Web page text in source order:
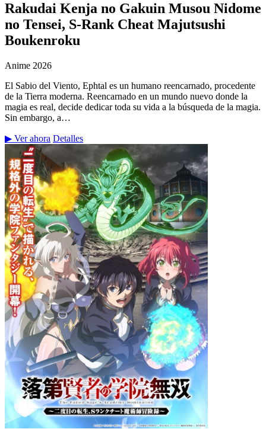
Rakudai Kenja no Gakuin Musou Nidome
no Tensei, S-Rank Cheat Majutsushi
Boukenroku
Anime 2026
El Sabio del Viento, Ephtal es un humano reencarnado, procedente
de la Tierra moderna. Reencarnado en un mundo nuevo donde la
magia es real, decide dedicar toda su vida a la búsqueda de la magia.
Sin embargo, a…
▶ Ver ahora Detalles